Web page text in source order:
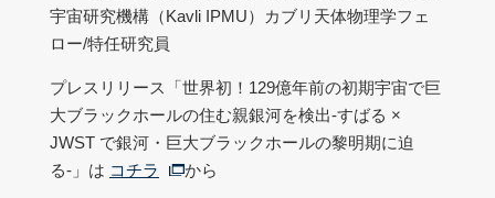
宇宙研究機構（Kavli IPMU）カブリ天体物理学フェ
ロー/特任研究員
プレスリリース「世界初！129億年前の初期宇宙で巨
大ブラックホールの住む親銀河を検出-すばる ×
JWST で銀河・巨大ブラックホールの黎明期に迫
る-」は コチラ から